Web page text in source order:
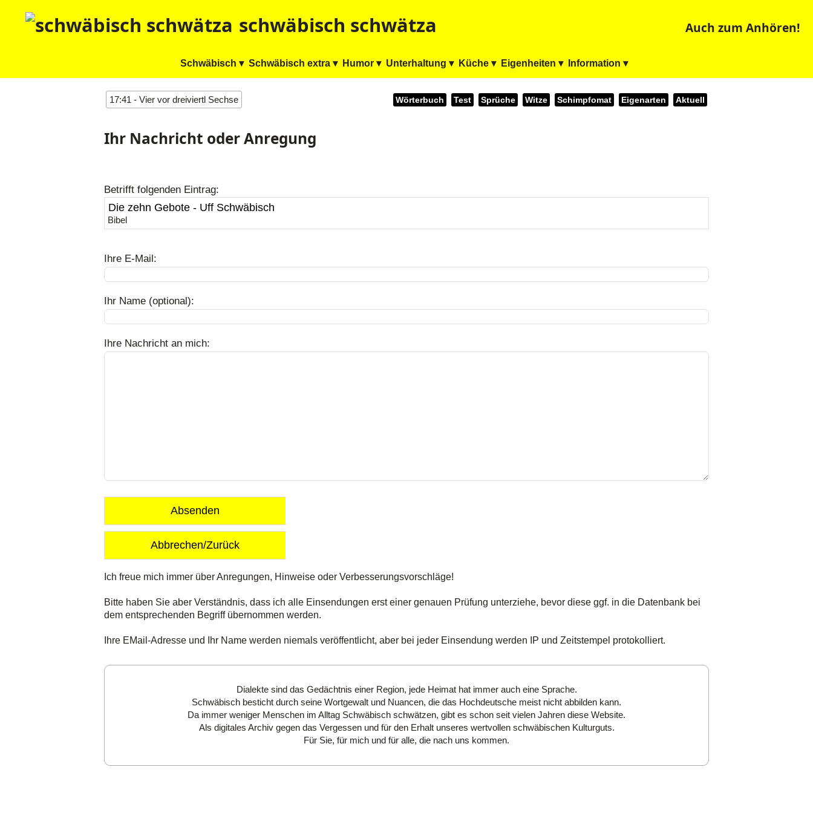
schwäbisch schwätza Auch zum Anhören!
Schwäbisch ▾ Schwäbisch extra ▾ Humor ▾ Unterhaltung ▾ Küche ▾ Eigenheiten ▾ Information ▾
17:41 - Vier vor dreiviertl Sechse Wörterbuch Test Sprüche Witze Schimpfomat Eigenarten Aktuell
Ihr Nachricht oder Anregung
Betrifft folgenden Eintrag:
Bibel
Ihre E-Mail:
Ihr Name (optional):
Ihre Nachricht an mich:
Absenden
Abbrechen/Zurück
Ich freue mich immer über Anregungen, Hinweise oder Verbesserungsvorschläge!
Bitte haben Sie aber Verständnis, dass ich alle Einsendungen erst einer genauen Prüfung unterziehe, bevor diese ggf. in die Datenbank bei
dem entsprechenden Begriff übernommen werden.
Ihre EMail-Adresse und Ihr Name werden niemals veröffentlicht, aber bei jeder Einsendung werden IP und Zeitstempel protokolliert.
Dialekte sind das Gedächtnis einer Region, jede Heimat hat immer auch eine Sprache.
Schwäbisch besticht durch seine Wortgewalt und Nuancen, die das Hochdeutsche meist nicht abbilden kann.
Da immer weniger Menschen im Alltag Schwäbisch schwätzen, gibt es schon seit vielen Jahren diese Website.
Als digitales Archiv gegen das Vergessen und für den Erhalt unseres wertvollen schwäbischen Kulturguts.
Für Sie, für mich und für alle, die nach uns kommen.